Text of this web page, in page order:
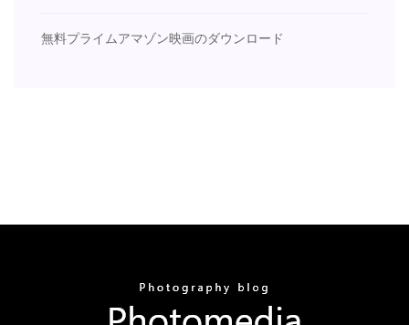
無料プライムアマゾン映画のダウンロード